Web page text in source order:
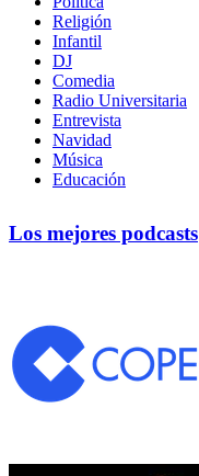
Religión
Infantil
DJ
Comedia
Radio Universitaria
Entrevista
Navidad
Música
Educación
Los mejores podcasts